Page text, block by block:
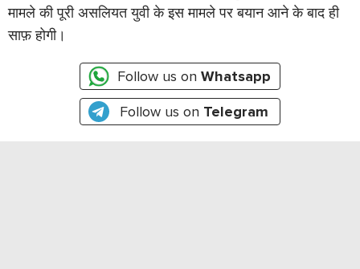
मामले की पूरी असलियत युवी के इस मामले पर बयान आने के बाद ही
साफ़ होगी।
Follow us on Whatsapp
Follow us on Telegram